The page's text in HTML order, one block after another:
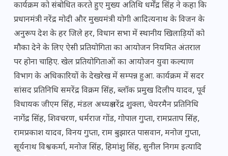
कार्यक्रम को संबोधित करते हुए मुख्य अतिथि धर्मेंद्र सिंह ने कहा कि
प्रधानमंत्री नरेंद्र मोदी और मुख्यमंत्री योगी आदित्यनाथ के विजन के
अनुरूप देश के हर जिले हर, विधान सभा में स्थानीय खिलाड़ियों को
मौका देने के लिए ऐसी प्रतियोगिता का आयोजन नियमित अंतराल
पर होना चाहिए. खेल प्रतियोगिताओं का आयोजन युवा कल्याण
विभाग के अधिकारियों के देखरेख में सम्पन्न हुआ. कार्यक्रम में सदर
सांसद प्रतिनिधि समरेंद्र विक्रम सिंह, ब्लॉक प्रमुख दिलीप यादव, पूर्व
विधायक जीएम सिंह, मंडल अध्यक्ष नरेंद्र शुक्ला, चेयरमैन प्रतिनिधि
नागेंद्र सिंह, शिवचरण, धर्मराज गोंड, गोपाल गुप्ता, रामप्रताप सिंह,
रामप्रकाश यादव, विनय गुप्ता, राम बुझारत पासवान, मनोज गुप्ता,
सूर्यनाथ विश्वकर्मा, मनोज सिंह, हिमांशु सिंह, सुनील निगम इत्यादि